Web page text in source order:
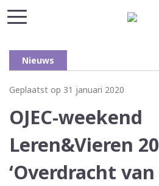
Nieuws
Geplaatst op 31 januari 2020
OJEC-weekend
Leren&Vieren
‘Overdracht